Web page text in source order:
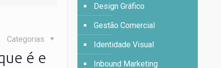
Categorias
é e
Design Gráfico
Gestão Comercial
Identidade Visual
Inbound Marketing